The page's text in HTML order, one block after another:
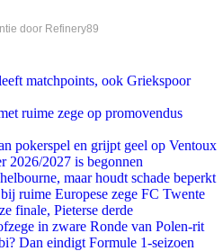
door Refinery89
matchpoints, ook Griekspoor
ruime zege op promovendus
pokerspel en grijpt geel op Ventoux
2026/2027 is begonnen
maar houdt schade beperkt
ruime Europese zege FC Twente
finale, Pieterse derde
in zware Ronde van Polen-rit
Dan eindigt Formule 1-seizoen